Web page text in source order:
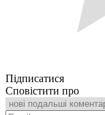
Підписатися
Сповістити про